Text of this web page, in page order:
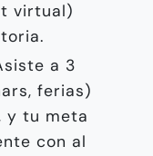
virtual)
a 3
ferias)
y tu meta
con al